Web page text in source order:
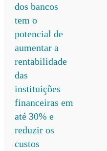
dos bancos
tem o
potencial de
aumentar a
rentabilidade
das
instituições
financeiras em
até 30% e
reduzir os
custos